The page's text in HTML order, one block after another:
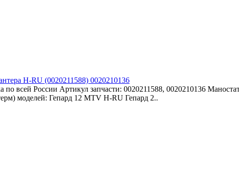
H-RU (0020211588) 0020210136
всей России Артикул запчасти: 0020211588, 0020210136
моделей: Гепард 12 MTV H-RU Гепард 2..